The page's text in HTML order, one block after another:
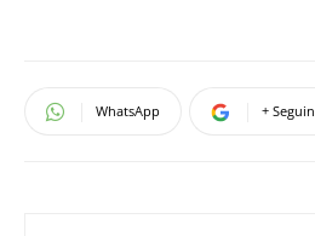
WhatsApp +